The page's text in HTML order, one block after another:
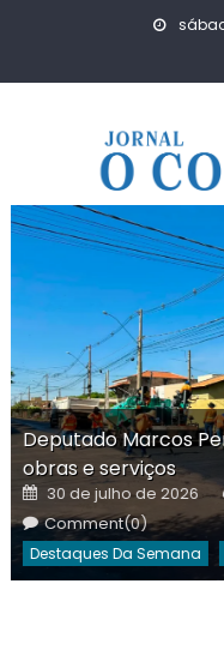
Deputado Marcos
obras e serviços
Posted
on
30 de julho de 2026
Comment(0)
Destaques Da Semana